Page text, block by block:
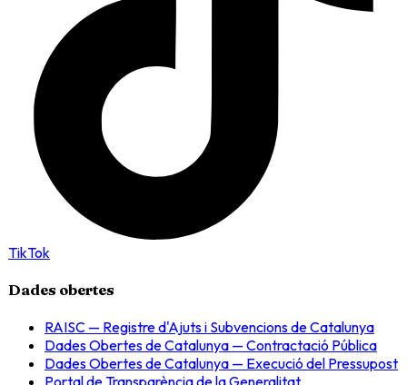
TikTok
Dades obertes
RAISC — Registre d'Ajuts i Subvencions de Catalunya
Dades Obertes de Catalunya — Contractació Pública
Dades Obertes de Catalunya — Execució del Pressupost